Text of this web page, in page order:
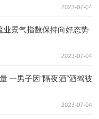
2023-07-04
业景气指数保持向好态势
2023-07-04
一男子因“隔夜酒”酒驾被
2023-07-04